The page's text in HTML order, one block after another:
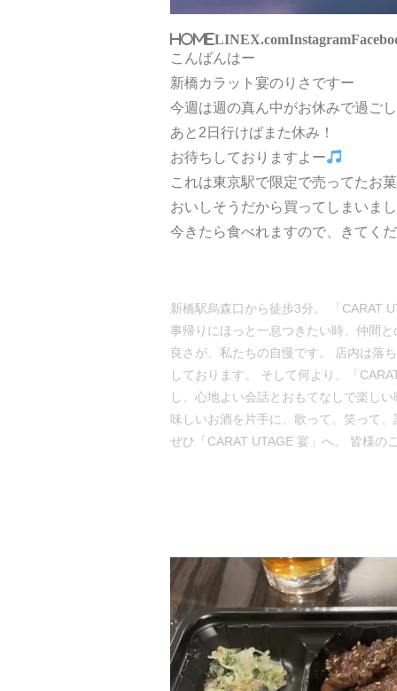
HOMELINEX.comInstagram
こんばんはー
新橋カラット宴のりさですー
今週は週の真ん中がお休みで過ご
あと2日行けばまた休み！
お待ちしておりますよー
これは東京駅で限定で売ってたお
おいしそうだから買ってしまいま
今きたら食べれますので、きてく
新橋駅烏森口から徒歩3分。 「CARAT
事帰りにほっと一息つきたい時、仲間
良さが、私たちの自慢です。 店内は落
しております。 そして何より、「
し、心地よい会話とおもてなしで楽し
味しいお酒を片手に、歌って、笑って
ぜひ「CARAT UTAGE 宴」へ。 皆様の